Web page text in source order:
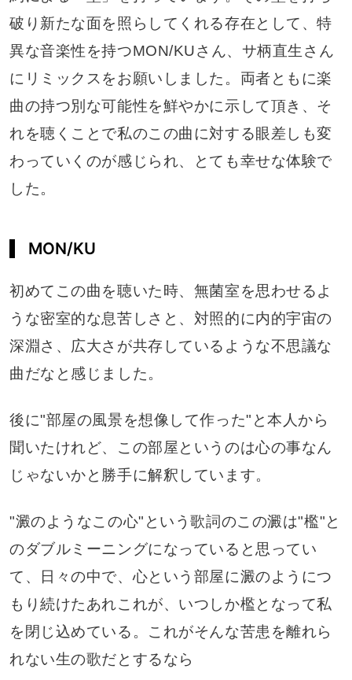
破り新たな面を照らしてくれる存在として、特
異な音楽性を持つMON/KUさん、サ柄直生さん
にリミックスをお願いしました。両者ともに楽
曲の持つ別な可能性を鮮やかに示して頂き、そ
れを聴くことで私のこの曲に対する眼差しも変
わっていくのが感じられ、とても幸せな体験で
した。
MON/KU
初めてこの曲を聴いた時、無菌室を思わせるよ
うな密室的な息苦しさと、対照的に内的宇宙の
深淵さ、広大さが共存しているような不思議な
曲だなと感じました。
後に"部屋の風景を想像して作った"と本人から
聞いたけれど、この部屋というのは心の事なん
じゃないかと勝手に解釈しています。
"澱のようなこの心"という歌詞のこの澱は"檻"と
のダブルミーニングになっていると思ってい
て、日々の中で、心という部屋に澱のようにつ
もり続けたあれこれが、いつしか檻となって私
を閉じ込めている。これがそんな苦患を離れら
れない生の歌だとするなら